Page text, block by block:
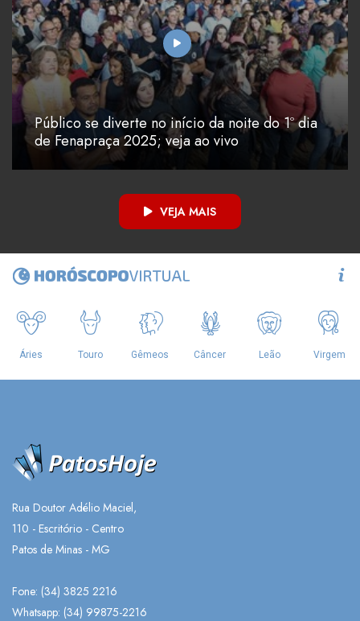
Público se diverte no início da noite do 1º dia
de Fenapraça 2025; veja ao vivo
VEJA MAIS
Rua Doutor Adélio Maciel,
110 - Escritório - Centro
Patos de Minas - MG
Fone: (34) 3825 2216
Whatsapp: (34) 99875-2216